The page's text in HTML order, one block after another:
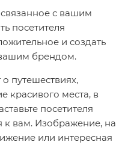
с вашим
посетителя
и создать
брендом.
о путешествиях,
красивого места, в
посетителя
к вам. Изображение, на
или интересная